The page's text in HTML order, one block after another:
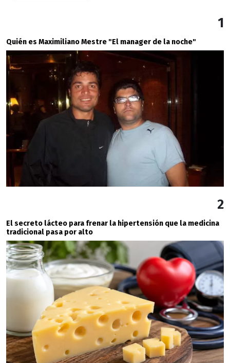
1
Quién es Maximiliano Mestre "El manager de la noche"
2
El secreto lácteo para frenar la hipertensión que la medicina
tradicional pasa por alto